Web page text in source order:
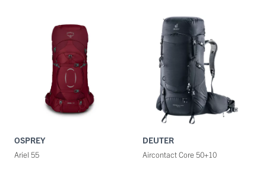
OSPREY
Ariel 55
DEUTER
Aircontact Core 50+10